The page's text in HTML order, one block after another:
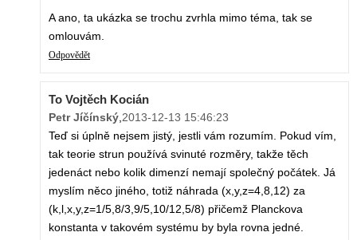
A ano, ta ukázka se trochu zvrhla mimo téma, tak se
omlouvám.
Odpovědět
To Vojtěch Kocián
Petr Jíčínský,2013-12-13 15:46:23
Teď si úplně nejsem jistý, jestli vám rozumím. Pokud vím,
tak teorie strun používá svinuté rozměry, takže těch
jedenáct nebo kolik dimenzí nemají společný počátek. Já
myslím něco jiného, totiž náhrada (x,y,z=4,8,12) za
(k,l,x,y,z=1/5,8/3,9/5,10/12,5/8) přičemž Planckova
konstanta v takovém systému by byla rovna jedné.